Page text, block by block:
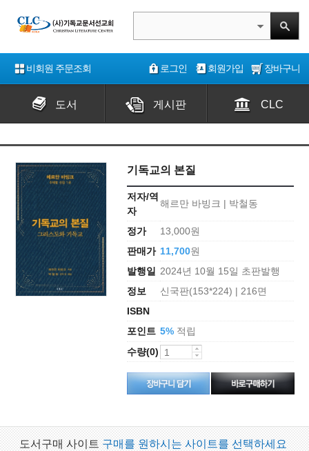
비회원 주문조회 로그인 회원가입 장바구니
도서 게시판 CLC
기독교의 본질
저자/역
자
해르만 바빙크 | 박철동
정가
13,000원
판매가 11,700원
발행일
2024년 10월 15일 초판발행
정보
신국판(153*224) | 216면
ISBN
포인트 5%적립
수량(0)
도서구매 사이트 구매를 원하시는 사이트를 선택하세요